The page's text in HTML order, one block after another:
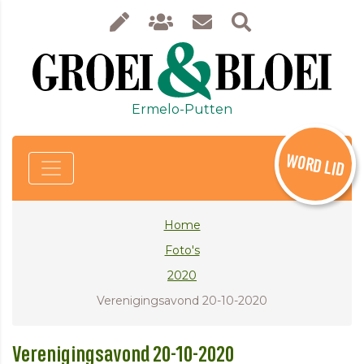
Ermelo-Putten
WORD LID
Home
Foto's
2020
Verenigingsavond 20-10-2020
Verenigingsavond 20-10-2020